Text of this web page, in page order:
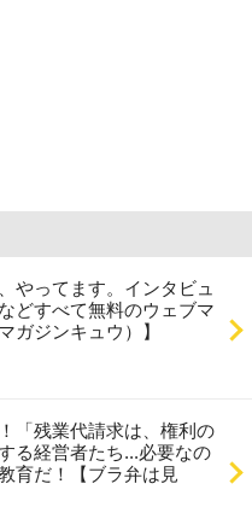
やってます。インタビュ
どすべて無料のウェブマ
ガジンキュウ）】
「残業代請求は、権利の
る経営者たち...必要なの
育だ！【ブラ弁は見